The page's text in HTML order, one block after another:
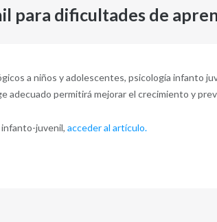
para dificultades de
a niños y adolescentes, psicología infanto
adecuado permitirá mejorar el crecimiento y
infanto-juvenil, acceder al artículo.